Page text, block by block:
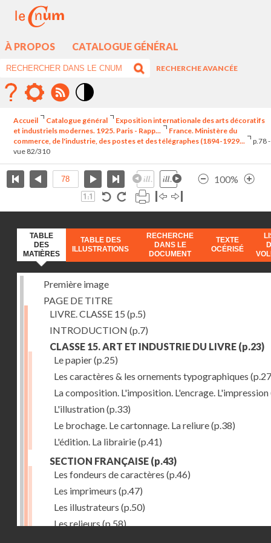
À PROPOS CATALOGUE GÉNÉRAL
RECHERCHE AVANCÉE
élévé
Accueil Catalogue général
Exposition internationale des arts décoratifs
et industriels modernes. 1925. Paris - Rapp...
France. Ministère du
commerce, de l'industrie, des postes et des télégraphes (1894-1929...
p.78 -
vue 82/310
100%
TABLE
DES
MATIÈRES
TABLE DES
ILLUSTRATIONS
RECHERCHE
DANS LE
DOCUMENT
TEXTE
OCÉRISÉ
Première image
PAGE DE TITRE
LIVRE. CLASSE 15 (p.5)
INTRODUCTION (p.7)
CLASSE 15. ART ET INDUSTRIE DU LIVRE (p.23)
Le papier(p.25)
Les caractères & les ornements typographiques
La composition. L'imposition. L'encrage. L'impression
L'illustration(p.33)
Le brochage. Le cartonnage. La reliure(p.38)
L'édition. La librairie(p.41)
SECTION FRANÇAISE (p.43)
Les fondeurs de caractères (p.46)
Les imprimeurs (p.47)
Les illustrateurs (p.50)
Les relieurs (p.58)